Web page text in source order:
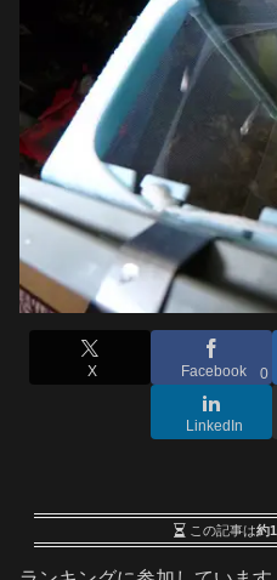
X Facebook 0
LinkedIn
この記事は約